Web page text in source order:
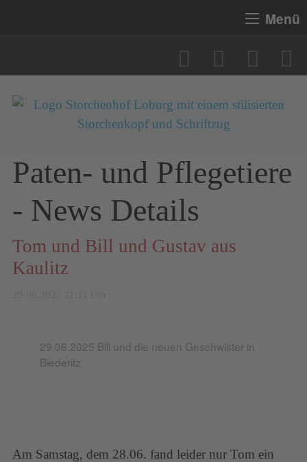
Menü
Paten- und Pflegetiere
- News Details
Tom und Bill und Gustav aus
Kaulitz
29.06.2025 Bill und die neuen Geschwister in
Biederitz
Am Samstag, dem 28.06. fand leider nur Tom ein